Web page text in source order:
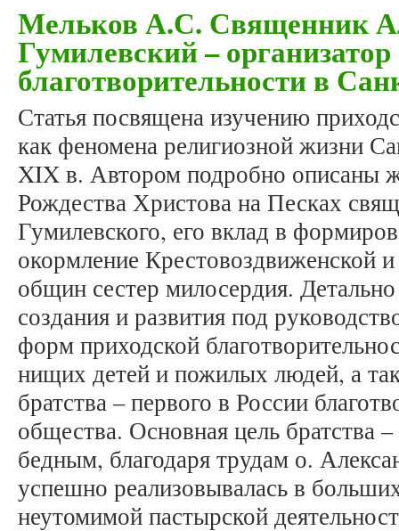
Мельков А.С. Священник
Гумилевский –
благотворительности в
Статья посвящена изучению
как феномена религиозной жизни
XIX в. Автором подробно описаны
Рождества Христова на Песках
Гумилевского, его вклад в
окормление Крестовоздвиженской
общин сестер милосердия.
создания и развития под
форм приходской
нищих детей и пожилых людей, а
братства – первого в России
общества. Основная цель братства
бедным, благодаря трудам о.
успешно реализовывалась в
неутомимой пастырской